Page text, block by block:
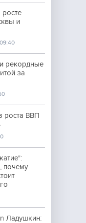
и
рекордные
за
роста ВВП
почему
Ладушкин: